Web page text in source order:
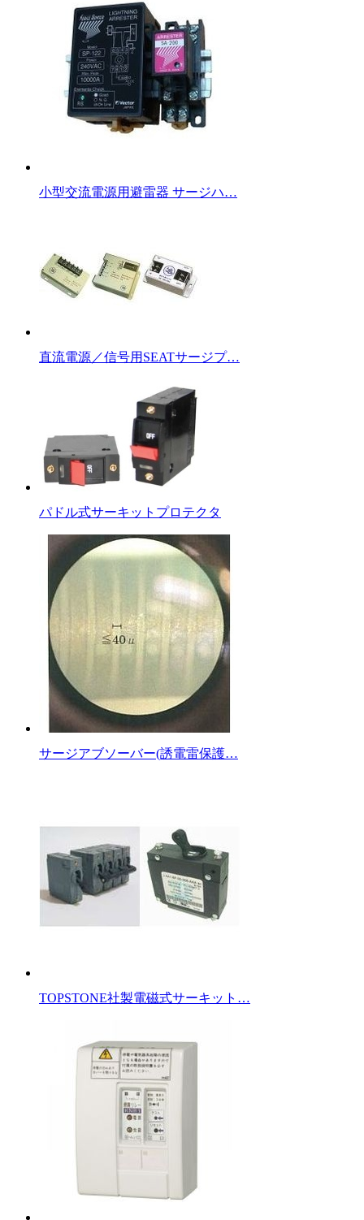
小型交流電源用避雷器 サージハ…
直流電源／信号用SEATサージプ…
パドル式サーキットプロテクタ
サージアブソーバー(誘電雷保護…
TOPSTONE社製電磁式サーキット…